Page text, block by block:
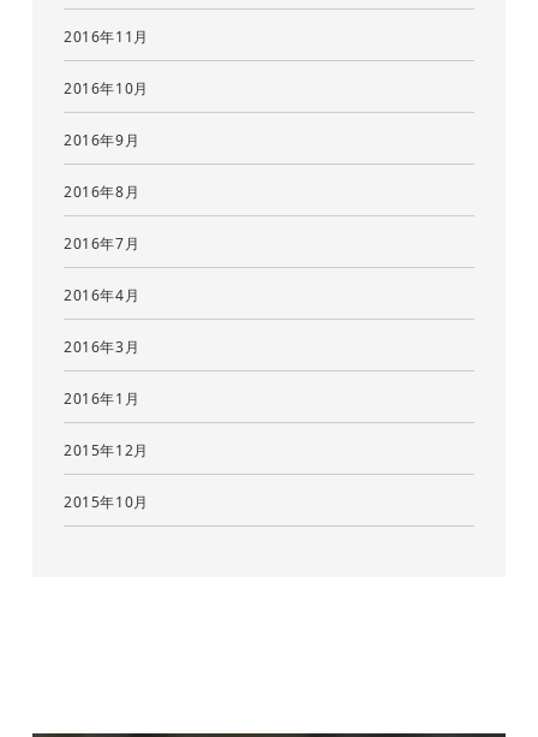
2016年11月
2016年10月
2016年9月
2016年8月
2016年7月
2016年4月
2016年3月
2016年1月
2015年12月
2015年10月